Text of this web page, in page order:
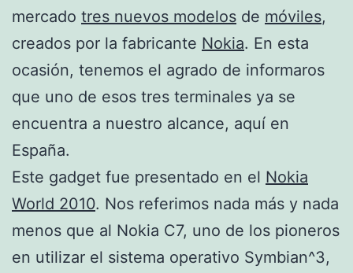
mercado tres nuevos modelos de móviles,
creados por la fabricante Nokia. En esta
ocasión, tenemos el agrado de informaros
que uno de esos tres terminales ya se
encuentra a nuestro alcance, aquí en
España.
Este gadget fue presentado en el Nokia
World 2010. Nos referimos nada más y nada
menos que al Nokia C7, uno de los pioneros
en utilizar el sistema operativo Symbian^3,